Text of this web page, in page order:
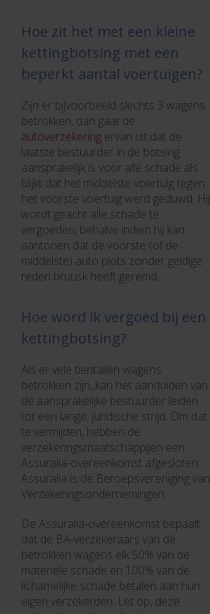
Hoe zit het met een kleine
kettingbotsing met een
beperkt aantal voertuigen?
Zijn er bijvoorbeeld slechts 3 wagens
betrokken, dan gaat de
autoverzekering ervan uit dat de
laatste bestuurder in de botsing
aansprakelijk is voor alle schade als
blijkt dat het middelste voertuig tegen
het voorste voertuig werd geduwd. Hij
wordt geacht alle schade te
vergoeden, behalve indien hij kan
aantonen dat de voorste (of de
middelste) auto plots zonder geldige
reden bruusk heeft geremd.
Hoe word ik vergoed bij een
kettingbotsing?
Als er vele tientallen wagens
betrokken zijn, kan het aanduiden van
de aansprakelijke bestuurder leiden
tot een lange, juridische strijd. Om dat
te vermijden, hebben de
verzekeringsmaatschappijen een
Assuralia-overeenkomst afgesloten.
Assuralia is de Beroepsvereniging van
Verzekeringsondernemingen.
De Assuralia-overeenkomst bepaalt
dat de BA-verzekeraars van de
betrokken wagens elk 50% van de
materiële schade en 100% van de
lichamelijke schade betalen aan hun
eigen verzekerden. Let op, deze